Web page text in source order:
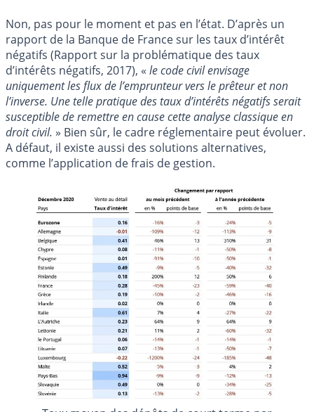
Non, pas pour le moment et pas en l’état. D’après un
rapport de la Banque de France sur les taux d’intérêt
négatifs (Rapport sur la problématique des taux
d’intérêts négatifs, 2017), « le code civil envisage
uniquement les flux de l’emprunteur vers le prêteur et non
l’inverse. Une telle pratique des taux d’intérêts négatifs serait
susceptible de remettre en cause cette analyse classique en
droit civil. » Bien sûr, le cadre réglementaire peut évoluer.
A défaut, il existe aussi des solutions alternatives,
comme l’application de frais de gestion.